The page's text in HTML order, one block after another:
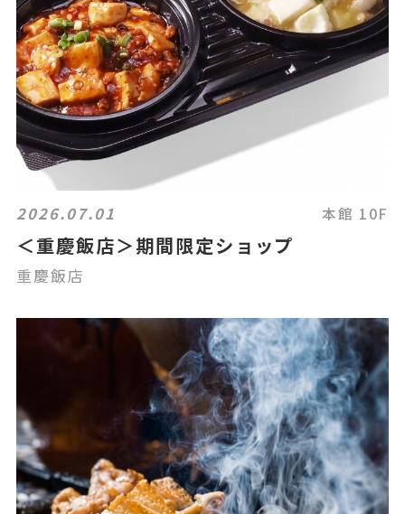
2026.07.01 本館 10F
＜重慶飯店＞期間限定ショップ
重慶飯店